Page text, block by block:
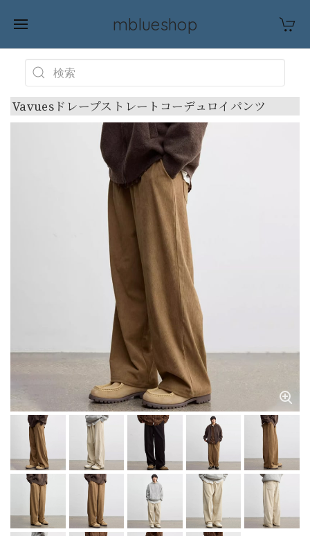
mblueshop
Vavuesドレープストレートコーデュロイパンツ